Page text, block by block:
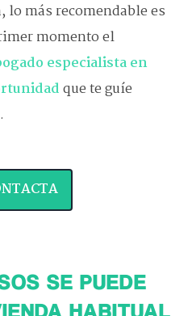
lo más recomendable es
momento el
especialista en
que te guíe
SE PUEDE
HABITUAL